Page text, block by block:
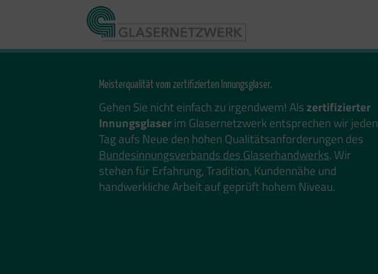
Meisterqualität vom zertifizierten Innungsglaser.
Gehen Sie nicht einfach zu irgendwem! Als zertifizierter
Innungsglaserim Glasernetzwerk entsprechen wir jeden
Tag aufs Neue den hohen Qualitätsanforderungen des
Bundesinnungsverbands des Glaserhandwerks. Wir
stehen für Erfahrung, Tradition, Kundennähe und
handwerkliche Arbeit auf geprüft hohem Niveau.